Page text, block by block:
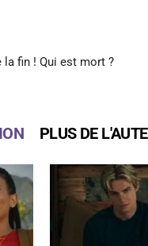
fin ! Qui est mort ?
PLUS DE